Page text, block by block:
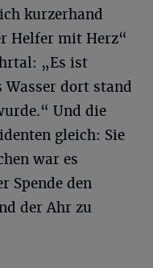
kurzerhand
Helfer mit Herz“
„Es ist
dort stand
Und die
gleich: Sie
war es
Spende den
der Ahr zu